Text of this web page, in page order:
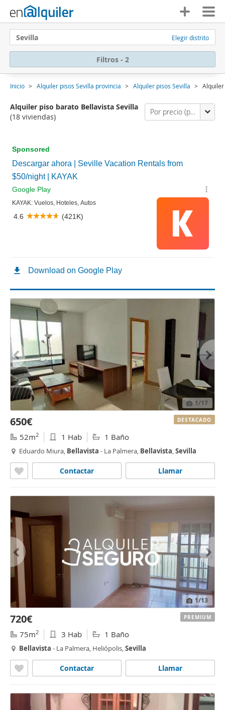
Sevilla Elegir distrito
Filtros - 2
Inicio Alquiler pisos Sevilla provincia Alquiler pisos Sevilla
Alquiler piso barato Bellavista Sevilla
(18 viviendas)
Por precio (primero los económicos)
1/17
650€
52m2 1 Hab 1 Baño
Eduardo Miura, Bellavista - La Palmera, Bellavista,Sevilla
Llamar
Contactar
DESTACADO
1/13
720€
75m2 3 Hab 1 Baño
Bellavista - La Palmera, Heliópolis,Sevilla
Llamar
Contactar
PREMIUM